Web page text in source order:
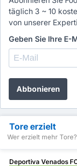
täglich 3 ~ 10
von unserer
Geben Sie Ihre E-
Abbonieren
Tore erzielt
Wer erzielt mehr Tore?
Deportiva Venados